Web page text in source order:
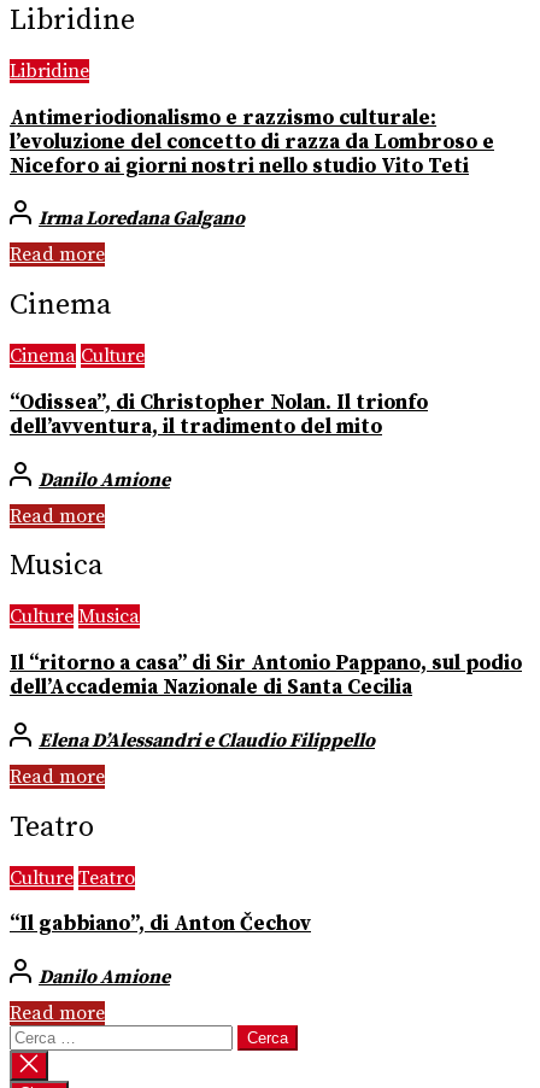
Libridine
Libridine
Antimeriodionalismo e razzismo culturale:
l’evoluzione del concetto di razza da Lombroso e
Niceforo ai giorni nostri nello studio Vito Teti
Irma Loredana Galgano
Read more
Cinema
Cinema Culture
“Odissea”, di Christopher Nolan. Il trionfo
dell’avventura, il tradimento del mito
Danilo Amione
Read more
Musica
Culture Musica
Il “ritorno a casa” di Sir Antonio Pappano, sul podio
dell’Accademia Nazionale di Santa Cecilia
Elena D’Alessandri e Claudio Filippello
Read more
Teatro
Culture Teatro
“Il gabbiano”, di Anton Čechov
Danilo Amione
Read more
Ricerca
per: